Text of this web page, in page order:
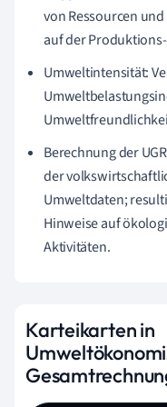
von Ressourcen
auf der
Umweltintensität:
Berechnung der
der
Umweltdaten;
Hinweise auf
Aktivitäten.
Karteikarten in